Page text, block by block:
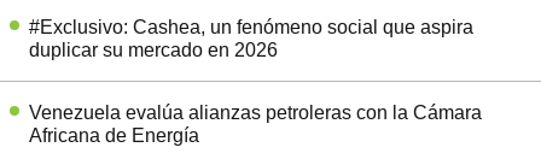
#Exclusivo: Cashea, un fenómeno social que aspira
duplicar su mercado en 2026
Venezuela evalúa alianzas petroleras con la Cámara
Africana de Energía